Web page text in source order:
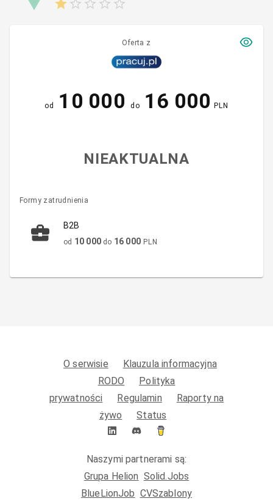
Oferta z
od 10 000 do 16 000 PLN
NIEAKTUALNA
Formy zatrudnienia
B2B
od 10 000 do 16 000 PLN
O serwisie
Klauzula informacyjna
RODO
Polityka
prywatności
Regulamin
Raporty na
żywo
Status
Naszymi partnerami są:
Grupa Helion Solid.Jobs
BlueLionJob CVSzablony